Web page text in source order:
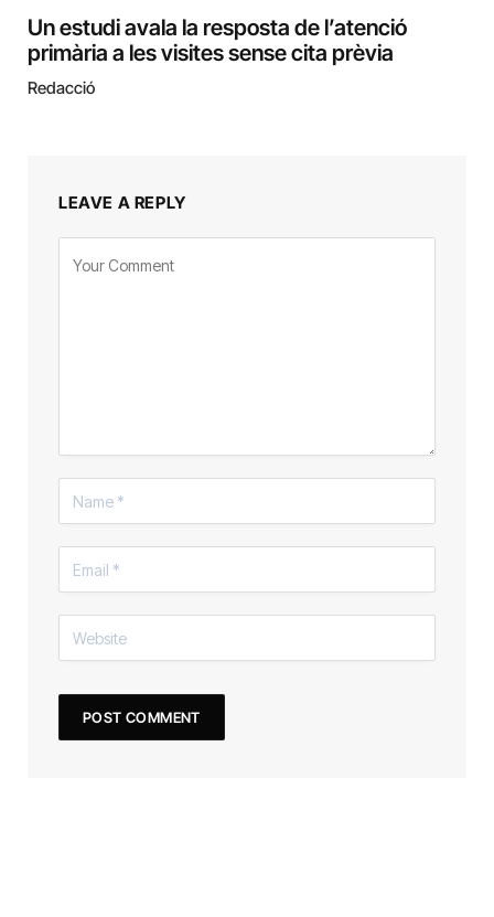
Un estudi avala la resposta de l’atenció
primària a les visites sense cita prèvia
Redacció
LEAVE A REPLY